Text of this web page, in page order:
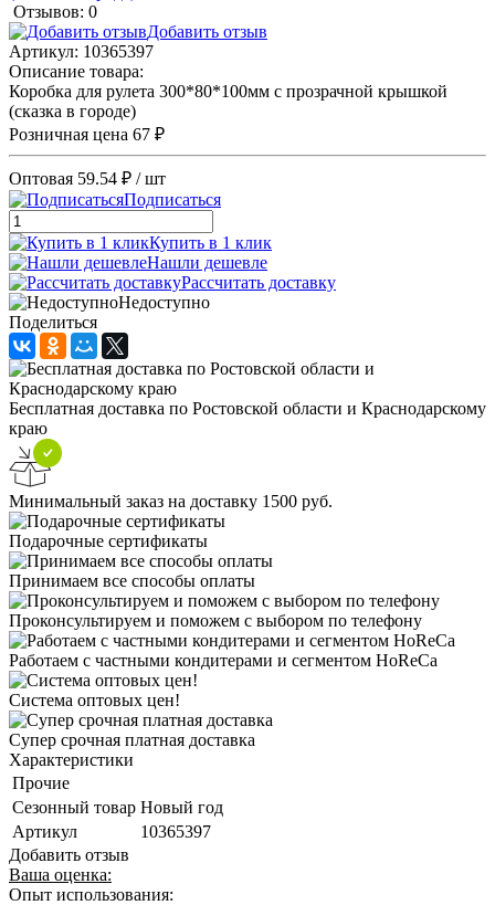
Отзывов: 0
Добавить отзыв
Артикул: 10365397
Описание товара:
Коробка для рулета 300*80*100мм с прозрачной крышкой
(сказка в городе)
Розничная цена 67 ₽
Оптовая 59.54 ₽ / шт
Подписаться
Купить в 1 клик
Нашли дешевле
Рассчитать доставку
Недоступно
Поделиться
Бесплатная доставка по Ростовской области и Краснодарскому
краю
Минимальный заказ на доставку 1500 руб.
Подарочные сертификаты
Принимаем все способы оплаты
Проконсультируем и поможем с выбором по телефону
Работаем с частными кондитерами и сегментом HoReCa
Система оптовых цен!
Супер срочная платная доставка
Характеристики
Прочие
Сезонный товар Новый год
Артикул
10365397
Добавить отзыв
Ваша оценка:
Опыт использования: